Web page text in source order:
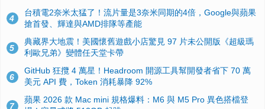
4
台積電2奈米太猛了！流片量是3奈米同期的4倍，Google與蘋果
搶首發、輝達與AMD排隊等產能
5
典藏界大地震！美國懷舊遊戲小店驚見 97 片未公開版《超級瑪
利歐兄弟》變體任天堂卡帶
6
GitHub 狂攬 4 萬星！Headroom 開源工具幫開發者省下 70 萬
美元 API 費，Token 消耗暴降 92%
7
蘋果 2026 款 Mac mini 規格爆料：M6 與 M5 Pro 異色搭檔登